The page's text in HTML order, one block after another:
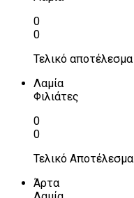
0
0
Τελικό αποτέλεσμα
Λαμία
Φιλιάτες
0
0
Τελικό Αποτέλεσμα
Άρτα